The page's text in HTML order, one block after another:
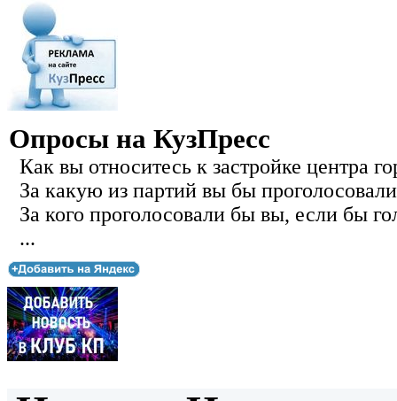
Опросы на КузПресс
Как вы относитесь к застройке центра
За какую из партий вы бы
За кого проголосовали бы вы, если бы
...